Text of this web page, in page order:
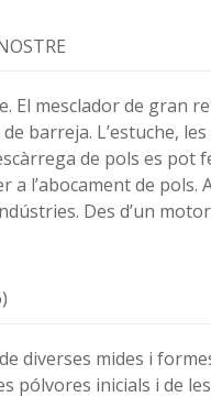
El mesclador de gran
barreja. L’estuche,
de pols es
a l’abocament de
Des d’un
diverses mides i
pólvores inicials i de